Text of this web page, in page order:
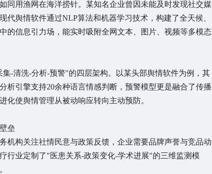
用渔网在海洋捞针。某知名企业曾因未能及时发现社交媒
代舆情软件通过NLP算法和机器学习技术，构建了全天候、
的信息引力场，能实时吸附全网文本、图片、视频等多模态
清洗-分析-预警"的四层架构。以某头部舆情软件为例，其
析引擎支持20余种语言情感判断，预警模型更是融合了传播
化使舆情管理从被动响应转向主动预防。
垒
构关注社情民意与政策反馈，企业需要品牌声誉与竞品动
行业定制了"医患关系-政策变化-学术进展"的三维监测模